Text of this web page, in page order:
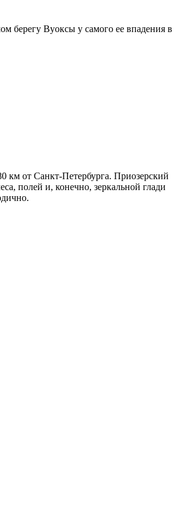
берегу Вуоксы у самого ее впадения в
км от Санкт-Петербурга. Приозерский
полей и, конечно, зеркальной глади